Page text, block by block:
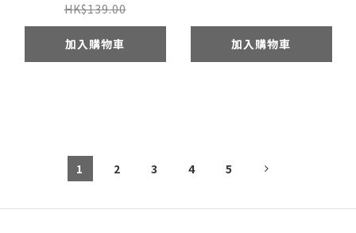
HK$139.00
加入購物車 加入購物車
1 2 3 4 5